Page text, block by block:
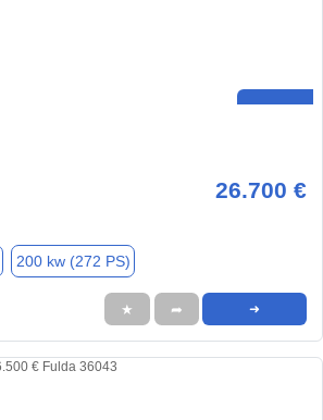
26.700 €
200 kw (272 PS)
★ ➦ ➜